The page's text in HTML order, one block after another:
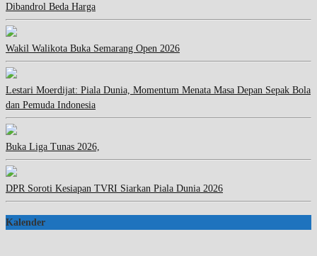
Dibandrol Beda Harga
Wakil Walikota Buka Semarang Open 2026
Lestari Moerdijat: Piala Dunia, Momentum Menata Masa Depan Sepak Bola
dan Pemuda Indonesia
Buka Liga Tunas 2026,
DPR Soroti Kesiapan TVRI Siarkan Piala Dunia 2026
Kalender